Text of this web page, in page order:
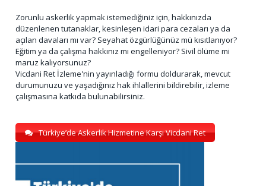
Zorunlu askerlik yapmak istemediğiniz için, hakkınızda
düzenlenen tutanaklar, kesinleşen idari para cezaları ya da
açılan davaları mı var? Seyahat özgürlüğünüz mü kısıtlanıyor?
Eğitim ya da çalışma hakkınız mı engelleniyor? Sivil ölüme mi
maruz kalıyorsunuz?
Vicdani Ret İzleme'nin yayınladığı formu doldurarak, mevcut
durumunuzu ve yaşadığınız hak ihlallerini bildirebilir, izleme
çalışmasına katkıda bulunabilirsiniz.
Türkiye’de Askerlik Hizmetine Karşı Vicdani Ret